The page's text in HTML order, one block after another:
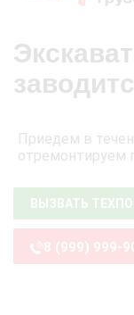
Приедем в
отремонтируем
ВЫЗВАТЬ
8 (999) 999-